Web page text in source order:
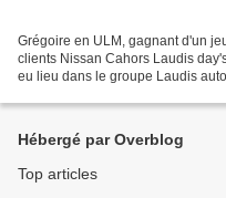
Grégoire en ULM, gagnant d'un
clients Nissan Cahors Laudis
eu lieu dans le groupe Laudis
Hébergé par Overblog
Top articles